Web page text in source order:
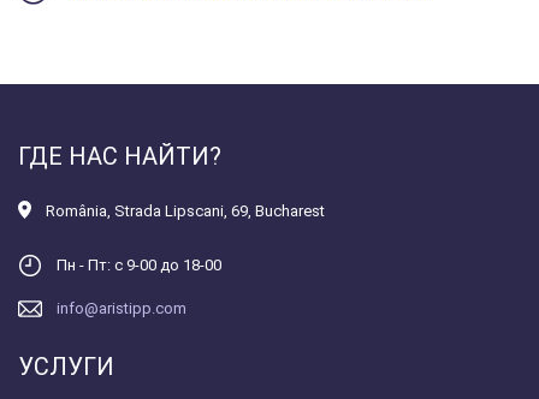
ГДЕ НАС НАЙТИ?
România, Strada Lipscani, 69, Bucharest
Пн - Пт: с 9-00 до 18-00
info@aristipp.com
УСЛУГИ